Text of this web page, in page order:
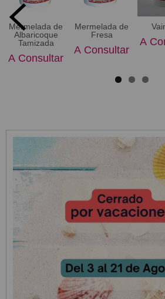
Mermelada de
Albaricoque
Tamizada
A Consultar
Mermelada de
Fresa
A Consultar
A